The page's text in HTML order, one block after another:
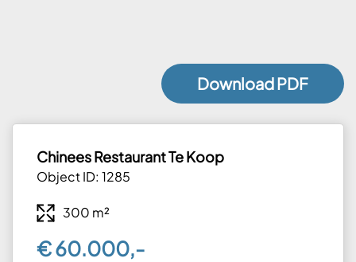
Download PDF
Chinees Restaurant Te Koop
Object ID: 1285
300 m²
€ 60.000,-